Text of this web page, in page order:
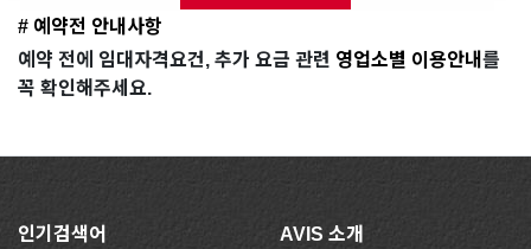
# 예약전 안내사항
예약 전에 임대자격요건, 추가 요금 관련 영업소별 이용안내 를
꼭 확인해주세요.
인기검색어 AVIS 소개